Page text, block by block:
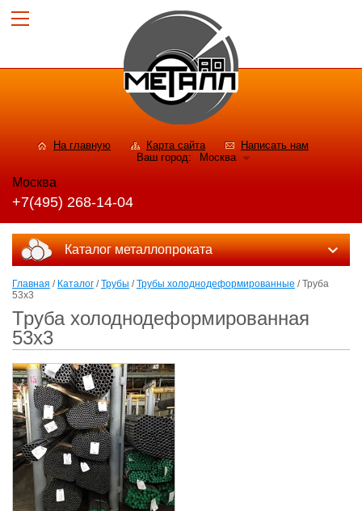
На главную Карта сайта
Написать нам
Ваш город:
Москва
Москва
+7(495) 268-14-04
Каталог металлопроката
Главная / Каталог /Трубы /Трубы холоднодеформированные / Труба
53x3
Труба холоднодеформированная
53x3